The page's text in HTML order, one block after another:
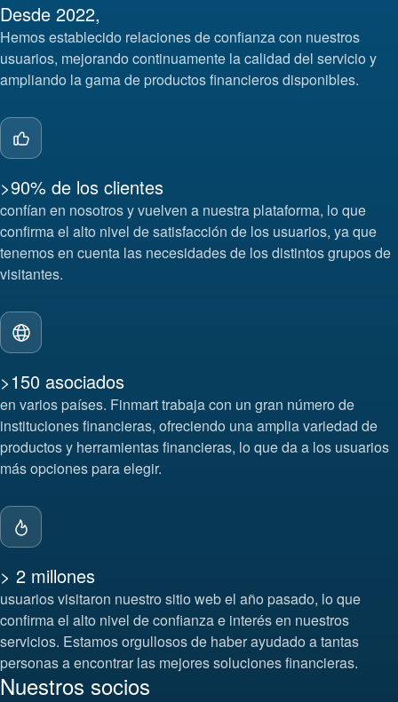
Desde 2022,
Hemos establecido relaciones de confianza con nuestros
usuarios, mejorando continuamente la calidad del servicio y
ampliando la gama de productos financieros disponibles.
>90% de los clientes
confían en nosotros y vuelven a nuestra plataforma, lo que
confirma el alto nivel de satisfacción de los usuarios, ya que
tenemos en cuenta las necesidades de los distintos grupos de
visitantes.
>150 asociados
en varios países. Finmart trabaja con un gran número de
instituciones financieras, ofreciendo una amplia variedad de
productos y herramientas financieras, lo que da a los usuarios
más opciones para elegir.
> 2 millones
usuarios visitaron nuestro sitio web el año pasado, lo que
confirma el alto nivel de confianza e interés en nuestros
servicios. Estamos orgullosos de haber ayudado a tantas
personas a encontrar las mejores soluciones financieras.
Nuestros socios